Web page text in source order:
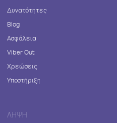
Δυνατότητες
Blog
Ασφάλεια
Viber Out
Χρεώσεις
Υποστήριξη
ΛΉΨΗ